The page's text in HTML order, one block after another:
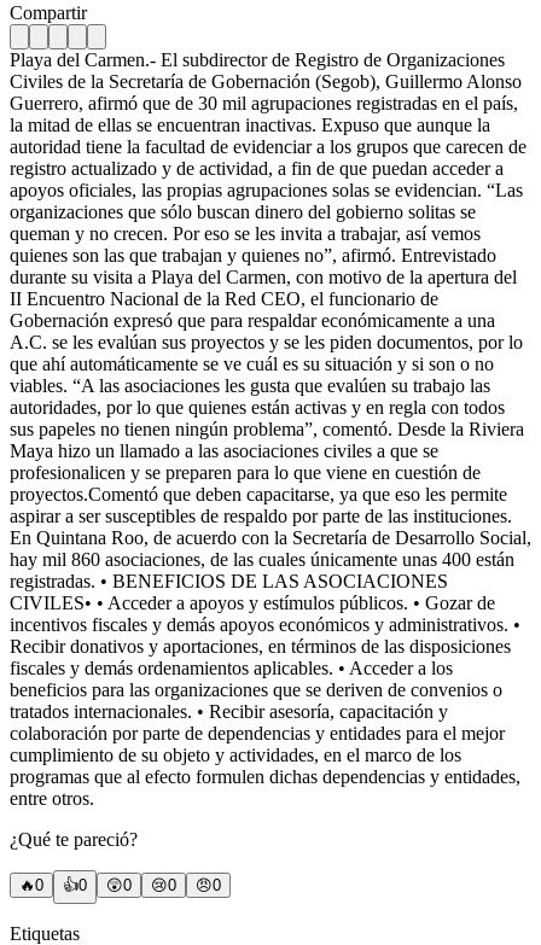
Compartir
Playa del Carmen.- El subdirector de Registro de Organizaciones
Civiles de la Secretaría de Gobernación (Segob), Guillermo Alonso
Guerrero, afirmó que de 30 mil agrupaciones registradas en el país,
la mitad de ellas se encuentran inactivas. Expuso que aunque la
autoridad tiene la facultad de evidenciar a los grupos que carecen de
registro actualizado y de actividad, a fin de que puedan acceder a
apoyos oficiales, las propias agrupaciones solas se evidencian. “Las
organizaciones que sólo buscan dinero del gobierno solitas se
queman y no crecen. Por eso se les invita a trabajar, así vemos
quienes son las que trabajan y quienes no”, afirmó. Entrevistado
durante su visita a Playa del Carmen, con motivo de la apertura del
II Encuentro Nacional de la Red CEO, el funcionario de
Gobernación expresó que para respaldar económicamente a una
A.C. se les evalúan sus proyectos y se les piden documentos, por lo
que ahí automáticamente se ve cuál es su situación y si son o no
viables. “A las asociaciones les gusta que evalúen su trabajo las
autoridades, por lo que quienes están activas y en regla con todos
sus papeles no tienen ningún problema”, comentó. Desde la Riviera
Maya hizo un llamado a las asociaciones civiles a que se
profesionalicen y se preparen para lo que viene en cuestión de
proyectos.Comentó que deben capacitarse, ya que eso les permite
aspirar a ser susceptibles de respaldo por parte de las instituciones.
En Quintana Roo, de acuerdo con la Secretaría de Desarrollo Social,
hay mil 860 asociaciones, de las cuales únicamente unas 400 están
registradas. • BENEFICIOS DE LAS ASOCIACIONES
CIVILES• • Acceder a apoyos y estímulos públicos. • Gozar de
incentivos fiscales y demás apoyos económicos y administrativos. •
Recibir donativos y aportaciones, en términos de las disposiciones
fiscales y demás ordenamientos aplicables. • Acceder a los
beneficios para las organizaciones que se deriven de convenios o
tratados internacionales. • Recibir asesoría, capacitación y
colaboración por parte de dependencias y entidades para el mejor
cumplimiento de su objeto y actividades, en el marco de los
programas que al efecto formulen dichas dependencias y entidades,
entre otros.
¿Qué te pareció?
🔥0 👍0 😲0 😢0 😠0
Etiquetas